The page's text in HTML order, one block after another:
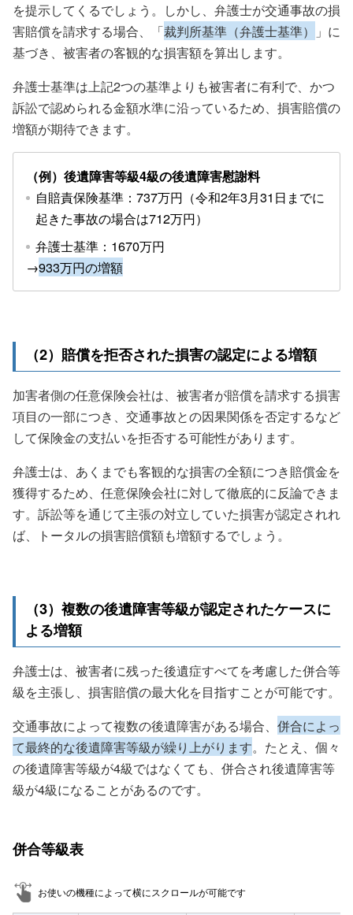
を提示してくるでしょう。しかし、弁護士が交通事故の損
害賠償を請求する場合、「裁判所基準（弁護士基準）
」に
基づき、被害者の客観的な損害額を算出します。
弁護士基準は上記2つの基準よりも被害者に有利で、かつ
訴訟で認められる金額水準に沿っているため、損害賠償の
増額が期待できます。
（例）後遺障害等級4級の後遺障害慰謝料
自賠責保険基準：737万円（令和2年3月31日までに
起きた事故の場合は712万円）
弁護士基準：1670万円
→933万円の増額
（2）賠償を拒否された損害の認定による増額
加害者側の任意保険会社は、被害者が賠償を請求する損害
項目の一部につき、交通事故との因果関係を否定するなど
して保険金の支払いを拒否する可能性があります。
弁護士は、あくまでも客観的な損害の全額につき賠償金を
獲得するため、任意保険会社に対して徹底的に反論できま
す。訴訟等を通じて主張の対立していた損害が認定されれ
ば、トータルの損害賠償額も増額するでしょう。
（3）複数の後遺障害等級が認定されたケースに
よる増額
弁護士は、被害者に残った後遺症すべてを考慮した併合等
級を主張し、損害賠償の最大化を目指すことが可能です。
交通事故によって複数の後遺障害がある場合、 併合によっ
て最終的な後遺障害等級が繰り上がります。たとえ、個々
の後遺障害等級が4級ではなくても、併合され後遺障害等
級が4級になることがあるのです。
併合等級表
お使いの機種によって横にスクロールが可能です